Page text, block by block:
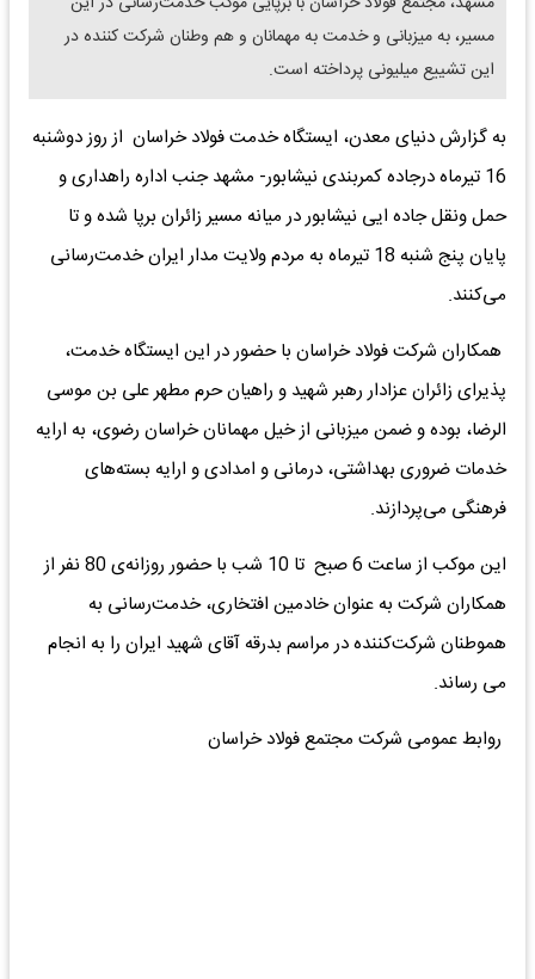
مسیر، به میزبانی و خدمت به مهمانان و هم وطنان شرکت کننده در
این تشییع میلیونی پرداخته است.
به گزارش دنیای معدن، ایستگاه خدمت فولاد خراسان از روز دو‌شنبه
16 تیرماه درجاده کمربندی نیشابور- مشهد جنب اداره راهداری و
حمل ونقل جاده ایی نیشابور در میانه مسیر زائران برپا شده و تا
پایان پنج شنبه 18 تیرماه به مردم ولایت مدار ایران خدمت‌رسانی
می‌کنند.
همکاران شرکت فولاد خراسان با حضور در این ایستگاه خدمت،
پذیرای زائران عزادار رهبر شهید و راهیان حرم مطهر علی‌ بن‌ موسی
‌الرضا، بوده و ضمن میزبانی از خیل مهمانان خراسان رضوی، به ارایه
خدمات ضروری بهداشتی، درمانی و امدادی و ارایه بسته‌های
فرهنگی می‌پردازند.
این موکب از ساعت 6 صبح تا 10 شب با حضور روزانه‌ی 80 نفر از
همکاران شرکت به عنوان خادمین افتخاری، خدمت‌رسانی به
هموطنان شرکت‌کننده در مراسم بدرقه آقای شهید ایران را به انجام
می رساند.
روابط عمومی شرکت مجتمع فولاد خراسان